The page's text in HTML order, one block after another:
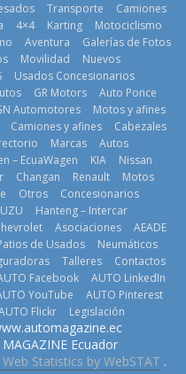
en 8
de
¿Qué puede
pasar con tu
vehículo si
permanece
varios días sin
usar?
3 de agosto de
2026
La FEDAK
recibe 12
Transporte
Camiones
4×4 Karting
Motociclismo
Aventura
Galerías de Fotos
Movilidad
Nuevos
Usados Concesionarios
GR Motors
Auto Ponce
Automotores
Motos y afines
Camiones y afines
Cabezales
Marcas
Autos
– EcuaWagen KIA
Nissan
Changan Renault
Motos
Otros
Concesionarios
Hanteng – Intercar
Asociaciones
AEADE
de Usados
Neumáticos
Talleres
Contactos
Facebook
AUTO LinkedIn
YouTube
AUTO Pinterest
Flickr Legislación
Ecuador
.